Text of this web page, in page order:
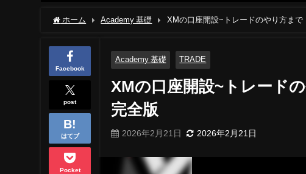
ホーム Academy 基礎 XMの口座開設~トレードのやり方まで
Facebook
post
はてブ
Pocket
Academy 基礎 TRADE
XMの口座開設~トレード
完全版
2026年2月21日 2026年2月21日